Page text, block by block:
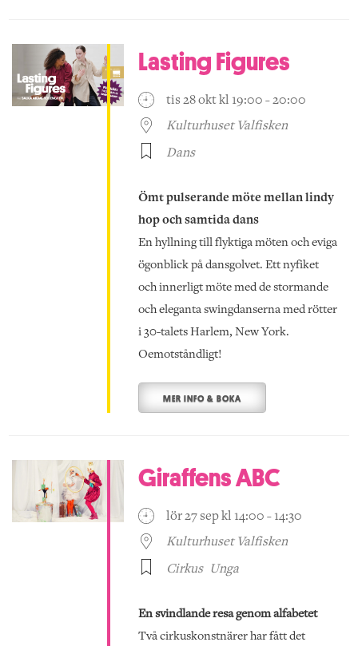
Lasting Figures
tis 28 okt kl 19:00 - 20:00
Kulturhuset Valfisken
Dans
Ömt pulserande möte mellan lindy
hop och samtida dans
En hyllning till flyktiga möten och eviga
ögonblick på dansgolvet. Ett nyfiket
och innerligt möte med de stormande
och eleganta swingdanserna med rötter
i 30-talets Harlem, New York.
Oemotståndligt!
MER INFO & BOKA
Giraffens ABC
lör 27 sep kl 14:00 - 14:30
Kulturhuset Valfisken
Cirkus Unga
En svindlande resa genom alfabetet
Två cirkuskonstnärer har fått det